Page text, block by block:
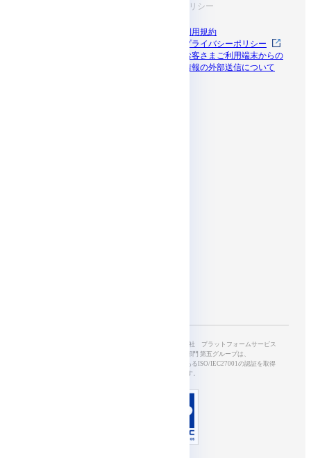
規約・ポリシー
利用規約
プライバシーポリシー
お客さまご利用端末からの
情報の外部送信について
SkyWayを開発・運営する、NTTドコモビジネス株式会社 プラットフォームサービス
本部5G&IoTサービス部 開発オペレーション部門 第五グループは、
情報セキュリティマネジメントシステムの国際規格であるISO/IEC27001の認証を取得
し、適切に管理されています。